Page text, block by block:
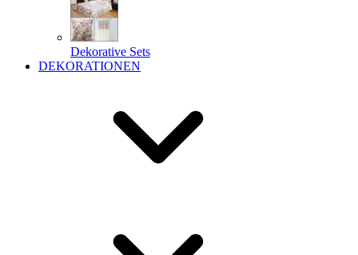
Dekorative Sets
DEKORATIONEN